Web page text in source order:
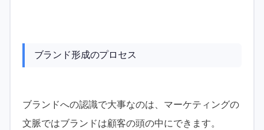
ブランド形成のプロセス
ブランドへの認識で大事なのは、マーケティングの
文脈ではブランドは顧客の頭の中にできます。